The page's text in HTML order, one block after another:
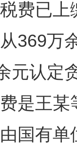
费已
369万
元认定
是王
国有